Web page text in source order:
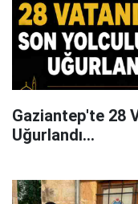
Gaziantep'te 28
Uğurlandı...